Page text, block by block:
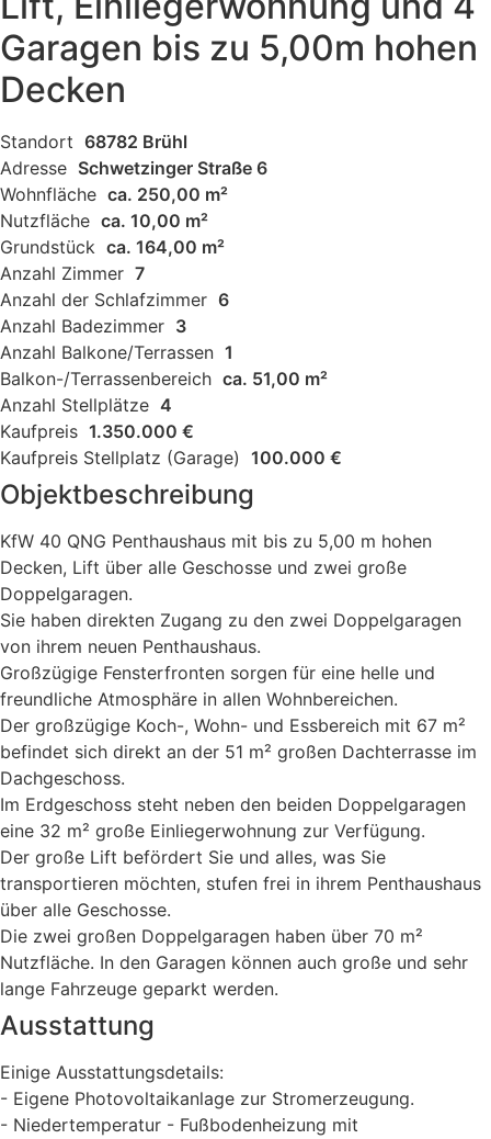
Garagen bis zu 5,00m hohen
Decken
Standort 68782 Brühl
Adresse Schwetzinger Straße 6
Wohnfläche ca. 250,00 m²
Nutzfläche ca. 10,00 m²
Grundstück ca. 164,00 m²
Anzahl Zimmer 7
Anzahl der Schlafzimmer 6
Anzahl Badezimmer 3
Anzahl Balkone/Terrassen 1
Balkon-/Terrassenbereich ca. 51,00 m²
Anzahl Stellplätze 4
Kaufpreis 1.350.000 €
Kaufpreis Stellplatz (Garage) 100.000 €
Objektbeschreibung
KfW 40 QNG Penthaushaus mit bis zu 5,00 m hohen
Decken, Lift über alle Geschosse und zwei große
Doppelgaragen.
Sie haben direkten Zugang zu den zwei Doppelgaragen
von ihrem neuen Penthaushaus.
Großzügige Fensterfronten sorgen für eine helle und
freundliche Atmosphäre in allen Wohnbereichen.
Der großzügige Koch-, Wohn- und Essbereich mit 67 m²
befindet sich direkt an der 51 m² großen Dachterrasse im
Dachgeschoss.
Im Erdgeschoss steht neben den beiden Doppelgaragen
eine 32 m² große Einliegerwohnung zur Verfügung.
Der große Lift befördert Sie und alles, was Sie
transportieren möchten, stufen frei in ihrem Penthaushaus
über alle Geschosse.
Die zwei großen Doppelgaragen haben über 70 m²
Nutzfläche. In den Garagen können auch große und sehr
lange Fahrzeuge geparkt werden.
Ausstattung
Einige Ausstattungsdetails:
- Eigene Photovoltaikanlage zur Stromerzeugung.
- Niedertemperatur - Fußbodenheizung mit